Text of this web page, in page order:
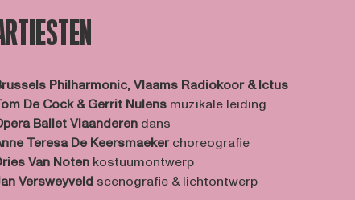
Philharmonic, Vlaams Radiokoor &Ictus
De Cock & Gerrit Nulensmuzikale leiding
Ballet Vlaanderendans
Teresa De Keersmaekerchoreografie
Van Notenkostuumontwerp
Versweyveld scenografie & lichtontwerp